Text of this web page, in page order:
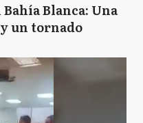
Blanca: Una
un tornado